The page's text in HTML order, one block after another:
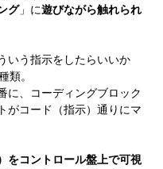
グ」に遊びながら触れられ
いう指示をしたらいいか
類。
に、コーディングブロック
がコード（指示）通りにマ
をコントロール盤上で可視